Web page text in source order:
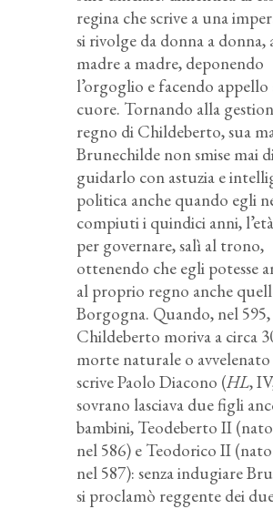
regina che scrive a una
si rivolge da donna a donna,
madre a madre, deponendo
l’orgoglio e facendo appello
cuore. Tornando alla
regno di Childeberto, sua
Brunechilde non smise mai
guidarlo con astuzia e
politica anche quando egli
compiuti i quindici anni,
per governare, salì al trono,
ottenendo che egli potesse
al proprio regno anche
Borgogna. Quando, nel 595,
Childeberto moriva a circa
morte naturale o
scrive Paolo Diacono (HL,
sovrano lasciava due figli
bambini, Teodeberto II
nel 586) e Teodorico II
nel 587): senza indugiare
si proclamò reggente dei